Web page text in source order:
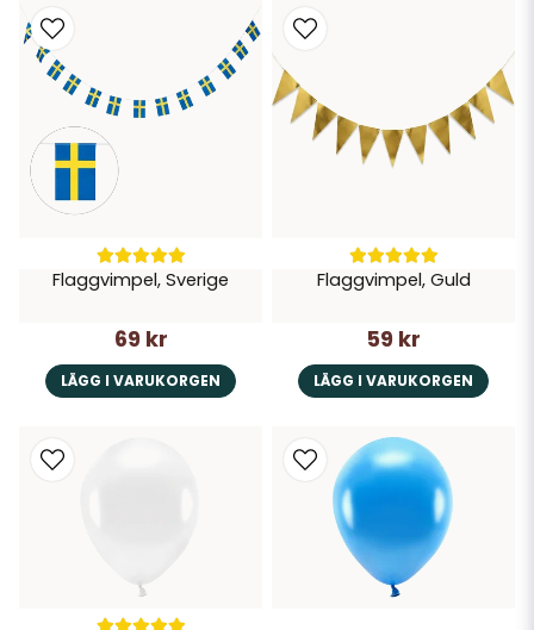
Flaggvimpel, Sverige
69 kr
LÄGG I VARUKORGEN
Flaggvimpel, Guld
59 kr
LÄGG I VARUKORGEN